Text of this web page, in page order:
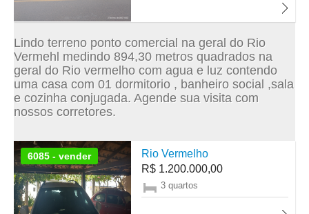
Lindo terreno ponto comercial na geral do Rio
Vermehl medindo 894,30 metros quadrados na
geral do Rio vermelho com agua e luz contendo
uma casa com 01 dormitorio , banheiro social ,sala
e cozinha conjugada. Agende sua visita com
nossos corretores.
6085 - vender
Rio Vermelho
R$ 1.200.000,00
3 quartos